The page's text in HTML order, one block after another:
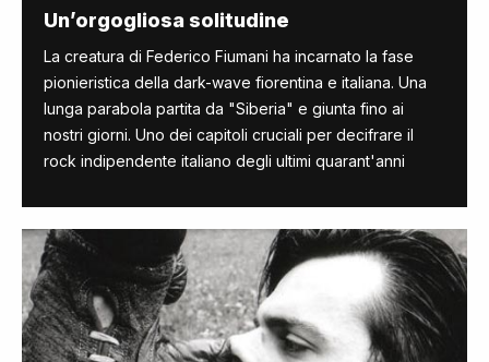
Un’orgogliosa solitudine
La creatura di Federico Fiumani ha incarnato la fase
pionieristica della dark-wave fiorentina e italiana. Una
lunga parabola partita da "Siberia" e giunta fino ai
nostri giorni. Uno dei capitoli cruciali per decifrare il
rock indipendente italiano degli ultimi quarant'anni